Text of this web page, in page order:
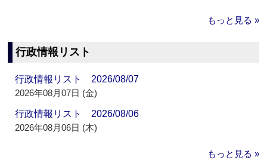
もっと見る »
行政情報リスト
行政情報リスト 2026/08/07
2026年08月07日 (金)
行政情報リスト 2026/08/06
2026年08月06日 (木)
もっと見る »